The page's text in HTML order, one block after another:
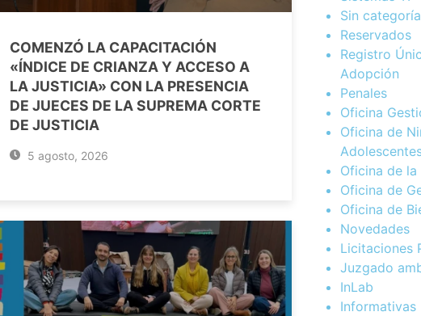
COMENZÓ LA CAPACITACIÓN
«ÍNDICE DE CRIANZA Y ACCESO A
LA JUSTICIA» CON LA PRESENCIA
DE JUECES DE LA SUPREMA CORTE
DE JUSTICIA
5 agosto, 2026
Sin categoría
Reservados
Registro
Adopción
Penales
Oficina
Oficina de
Oficina de la
Oficina de
Oficina de
Novedades
Licitaciones
Juzgado
InLab
Informativas